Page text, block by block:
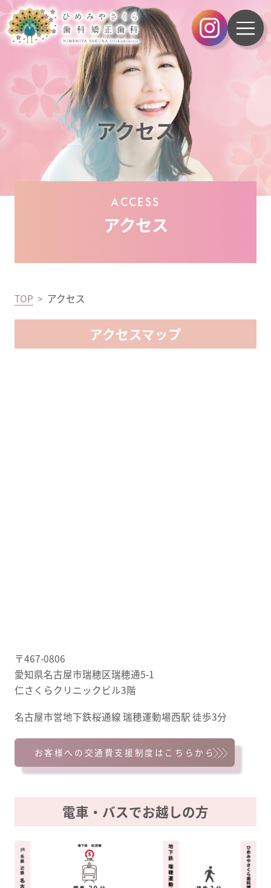
アクセス
ACCESS
アクセス
TOP アクセス
アクセスマップ
〒467-0806
愛知県名古屋市瑞穂区瑞穂通5-1
仁さくらクリニックビル3階
名古屋市営地下鉄桜通線 瑞穂運動場西駅 徒歩3分
お客様への交通費支援制度はこちらから
電車・バスでお越しの方